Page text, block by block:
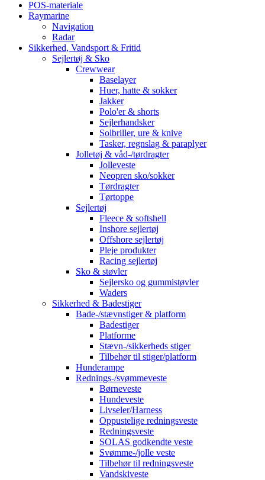
POS-materiale
Raymarine
Navigation
Radar
Sikkerhed, Vandsport & Fritid
Sejlertøj & Sko
Crewwear
Baselayer
Huer, hatte & sokker
Jakker
Polo'er & shorts
Sejlerhandsker
Solbriller, ure & knive
Tasker, regnslag & paraplyer
Jolletøj & våd-/tørdragter
Jolleveste
Neopren sko/sokker
Tørdragter
Tørtoppe
Sejlertøj
Fleece & softshell
Inshore sejlertøj
Offshore sejlertøj
Pleje produkter
Racing sejlertøj
Sko & støvler
Sejlersko og gummistøvler
Waders
Sikkerhed & Badestiger
Bade-/stævnstiger & platform
Badestiger
Platforme
Stævn-/sikkerheds stiger
Tilbehør til stiger/platform
Hunderampe
Rednings-/svømmeveste
Børneveste
Hundeveste
Livseler/Harness
Oppustelige redningsveste
Redningsveste
SOLAS godkendte veste
Svømme-/jolle veste
Tilbehør til redningsveste
Vandskiveste